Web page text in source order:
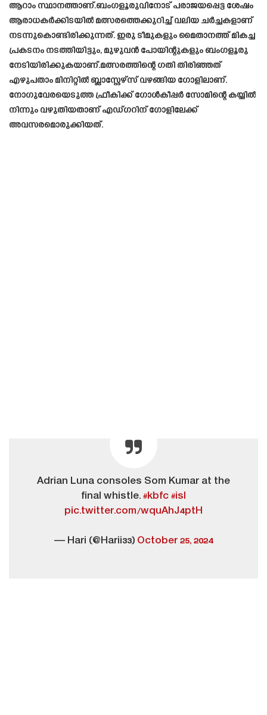
ആറാം സ്ഥാനത്താണ്.ബംഗളൂരുവിനോട് പരാജയപ്പെട്ട ശേഷം
ആരാധകർക്കിടയിൽ മത്സരത്തെക്കുറിച്ച് വലിയ ചർച്ചകളാണ്
നടന്നുകൊണ്ടിരിക്കുന്നത്. ഇരു ടീമുകളും മൈതാനത്ത് മികച്ച
പ്രകടനം നടത്തിയിട്ടും, മുഴുവൻ പോയിന്റുകളും ബംഗളൂരു
നേടിയിരിക്കുകയാണ്.മത്സരത്തിന്റെ ഗതി തിരിഞ്ഞത്
എഴുപതാം മിനിറ്റിൽ ബ്ലാസ്റ്റേഴ്‌സ് വഴങ്ങിയ ഗോളിലാണ്.
നോഗുവേരയെടുത്ത ഫ്രീകിക്ക് ഗോൾകീപ്പർ സോമിന്റെ കയ്യിൽ
നിന്നും വഴുതിയതാണ് എഡ്‌ഗറിന് ഗോളിലേക്ക്
അവസരമൊരുക്കിയത്.
Adrian Luna consoles Som Kumar at the
final whistle. #kbfc #isl
pic.twitter.com/wquAhJ4ptH
— Hari (@Harii33) October 25, 2024